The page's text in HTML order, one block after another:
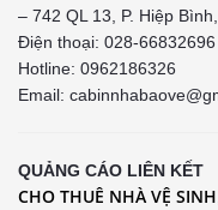
– 742 QL 13, P. Hiệp
Điện thoại: 028-
Hotline: 0962186326
Email:
QUẢNG CÁO LIÊN KẾT
CHO THUÊ NHÀ VỆ SINH